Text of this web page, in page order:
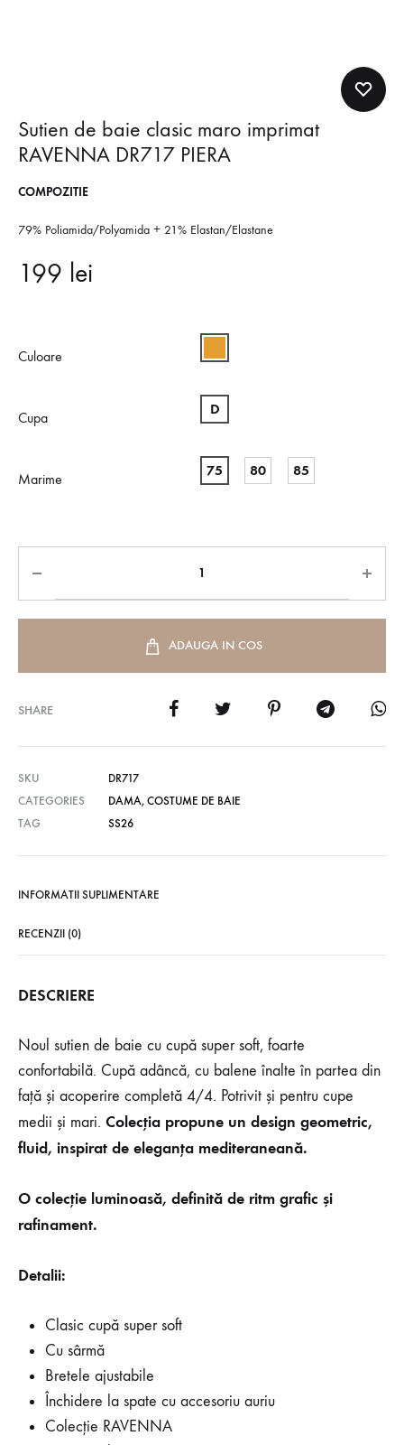
Sutien de baie clasic maro imprimat
RAVENNA DR717 PIERA
COMPOZITIE
79% Poliamida/Polyamida + 21% Elastan/Elastane
199 lei
Culoare
Cupa D
Marime 75 80 85
ADAUGA IN COS
SHARE
SKU
DR717
CATEGORIES
DAMA, COSTUME DE BAIE
TAG
SS26
INFORMATII SUPLIMENTARE
RECENZII (0)
DESCRIERE
Noul sutien de baie cu cupă super soft, foarte
confortabilă. Cupă adâncă, cu balene înalte în partea din
față și acoperire completă 4/4. Potrivit și pentru cupe
medii și mari. Colecția propune un design geometric,
fluid, inspirat de eleganța mediteraneană.
O colecție luminoasă, definită de ritm grafic și
rafinament.
Detalii:
Clasic cupă super soft
Cu sârmă
Bretele ajustabile
Închidere la spate cu accesoriu auriu
Colecție RAVENNA